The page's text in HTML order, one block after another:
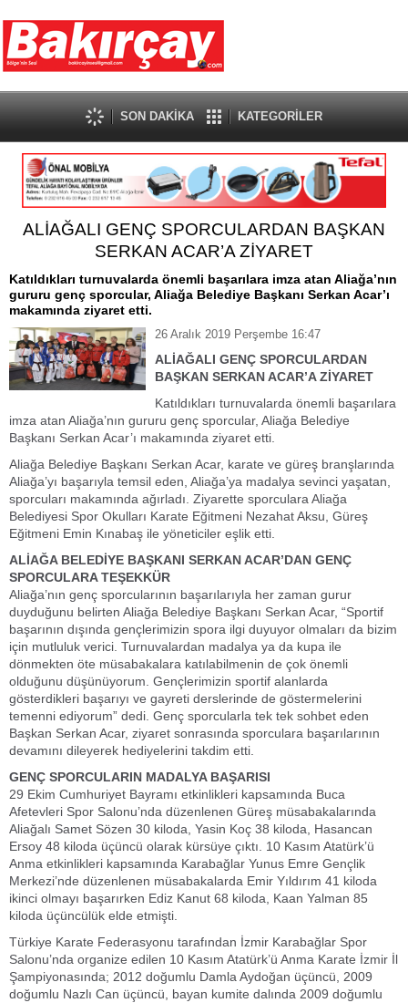
SON DAKİKA KATEGORİLER
ALİAĞALI GENÇ SPORCULARDAN BAŞKAN
SERKAN ACAR’A ZİYARET
Katıldıkları turnuvalarda önemli başarılara imza atan Aliağa’nın
gururu genç sporcular, Aliağa Belediye Başkanı Serkan Acar’ı
makamında ziyaret etti.
26 Aralık 2019 Perşembe 16:47
ALİAĞALI GENÇ SPORCULARDAN
BAŞKAN SERKAN ACAR’A ZİYARET
Katıldıkları turnuvalarda önemli başarılara
imza atan Aliağa’nın gururu genç sporcular, Aliağa Belediye
Başkanı Serkan Acar’ı makamında ziyaret etti.
Aliağa Belediye Başkanı Serkan Acar, karate ve güreş branşlarında
Aliağa’yı başarıyla temsil eden, Aliağa’ya madalya sevinci yaşatan,
sporcuları makamında ağırladı. Ziyarette sporculara Aliağa
Belediyesi Spor Okulları Karate Eğitmeni Nezahat Aksu, Güreş
Eğitmeni Emin Kınabaş ile yöneticiler eşlik etti.
ALİAĞA BELEDİYE BAŞKANI SERKAN ACAR’DAN GENÇ
SPORCULARA TEŞEKKÜR
Aliağa’nın genç sporcularının başarılarıyla her zaman gurur
duyduğunu belirten Aliağa Belediye Başkanı Serkan Acar, “Sportif
başarının dışında gençlerimizin spora ilgi duyuyor olmaları da bizim
için mutluluk verici. Turnuvalardan madalya ya da kupa ile
dönmekten öte müsabakalara katılabilmenin de çok önemli
olduğunu düşünüyorum. Gençlerimizin sportif alanlarda
gösterdikleri başarıyı ve gayreti derslerinde de göstermelerini
temenni ediyorum” dedi. Genç sporcularla tek tek sohbet eden
Başkan Serkan Acar, ziyaret sonrasında sporculara başarılarının
devamını dileyerek hediyelerini takdim etti.
GENÇ SPORCULARIN MADALYA BAŞARISI
29 Ekim Cumhuriyet Bayramı etkinlikleri kapsamında Buca
Afetevleri Spor Salonu’nda düzenlenen Güreş müsabakalarında
Aliağalı Samet Sözen 30 kiloda, Yasin Koç 38 kiloda, Hasancan
Ersoy 48 kiloda üçüncü olarak kürsüye çıktı. 10 Kasım Atatürk’ü
Anma etkinlikleri kapsamında Karabağlar Yunus Emre Gençlik
Merkezi’nde düzenlenen müsabakalarda Emir Yıldırım 41 kiloda
ikinci olmayı başarırken Ediz Kanut 68 kiloda, Kaan Yalman 85
kiloda üçüncülük elde etmişti.
Türkiye Karate Federasyonu tarafından İzmir Karabağlar Spor
Salonu’nda organize edilen 10 Kasım Atatürk’ü Anma Karate İzmir İl
Şampiyonasında; 2012 doğumlu Damla Aydoğan üçüncü, 2009
doğumlu Nazlı Can üçüncü, bayan kumite dalında 2009 doğumlu